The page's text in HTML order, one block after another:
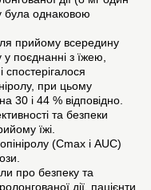
була однаковою
прийому всередину
у поєднанні з їжею,
при цьому
30 і 44 % відповідно.
та безпеки
їжі.
(Cmax і AUC)
про безпеку та
дії, пацієнти